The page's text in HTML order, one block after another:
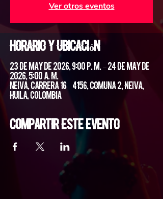
Ver otros eventos
Horario y ubicación
23 de may de 2026, 9:00 p. m. – 24 de may de
2026, 5:00 a. m.
Neiva, Carrera 16 #4156, Comuna 2, Neiva,
Huila, Colombia
Compartir este evento